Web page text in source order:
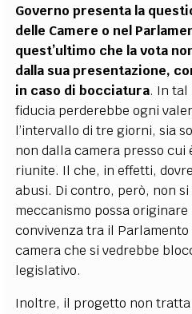
Governo presenta la
delle Camere o nel
quest’ultimo che la vota
dalla sua presentazione,
in caso di bocciatura. In tal
fiducia perderebbe ogni
l’intervallo di tre giorni, sia
non dalla camera presso cui
riunite. Il che, in effetti,
abusi. Di contro, però, non
meccanismo possa
convivenza tra il
camera che si vedrebbe
legislativo.
Inoltre, il progetto non